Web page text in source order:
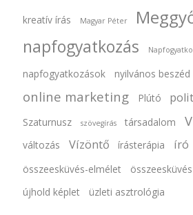
kreatív írás Magyar Péter
napfogyatkozás
napfogyatkozások nyilvános beszéd
online marketing Plútó
Szaturnusz szövegírás társadalom
változás
Vízöntő írásterápia író
összeesküvés-elmélet
újhold képlet üzleti asztrológia